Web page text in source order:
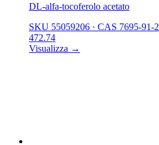
DL-alfa-tocoferolo acetato
SKU 55059206 · CAS 7695-91-2
472.74
Visualizza →